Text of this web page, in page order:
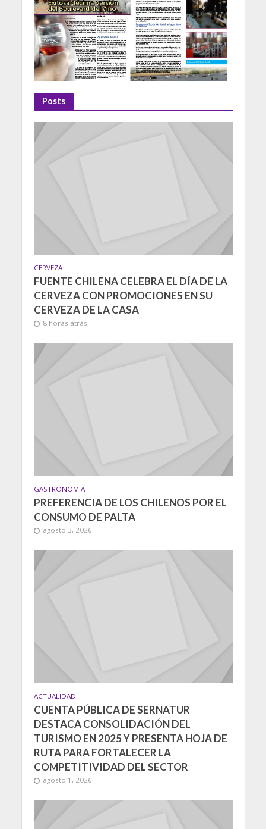
Posts
CERVEZA
FUENTE CHILENA CELEBRA EL DÍA DE LA
CERVEZA CON PROMOCIONES EN SU
CERVEZA DE LA CASA
8 horas atrás
GASTRONOMIA
PREFERENCIA DE LOS CHILENOS POR EL
CONSUMO DE PALTA
agosto 3, 2026
ACTUALIDAD
CUENTA PÚBLICA DE SERNATUR
DESTACA CONSOLIDACIÓN DEL
TURISMO EN 2025 Y PRESENTA HOJA DE
RUTA PARA FORTALECER LA
COMPETITIVIDAD DEL SECTOR
agosto 1, 2026